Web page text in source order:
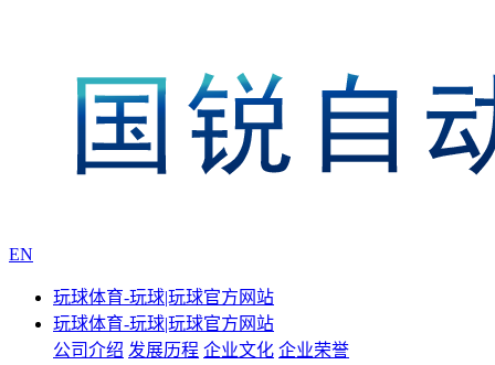
EN
玩球体育-玩球|玩球官方网站
玩球体育-玩球|玩球官方网站
公司介绍 发展历程 企业文化 企业荣誉